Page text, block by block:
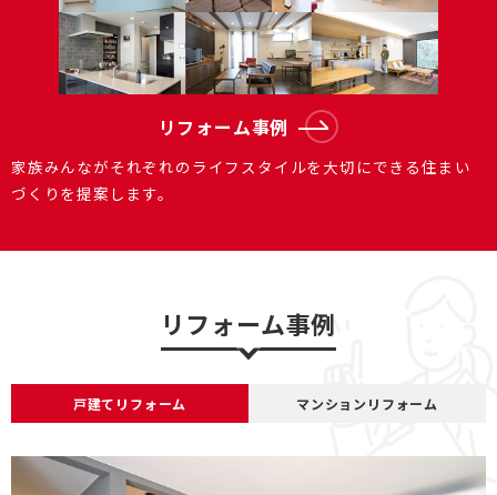
リフォーム事例
家族みんながそれぞれのライフスタイルを大切にできる住まい
づくりを提案します。
リフォーム事例
戸建てリフォーム マンションリフォーム